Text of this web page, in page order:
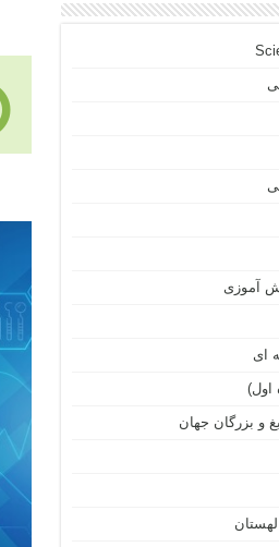
آموزی
ای
اول)
و بزرگان جهان